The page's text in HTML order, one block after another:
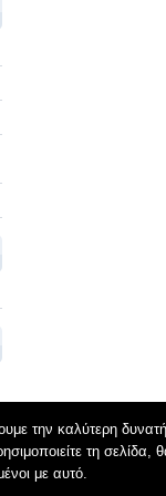
την καλύτερη δυνατή
τη σελίδα,
με αυτό.